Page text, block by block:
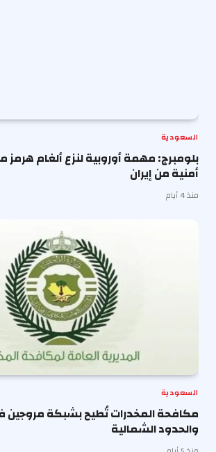
السعودية
بلومبرج: مهمة أوروبية لنزع ألغام هرمز
أمنية من إيران
منذ 4 أيام
السعودية
مكافحة المخدرات تُطيح بشبكة مروجين
والحدود الشمالية